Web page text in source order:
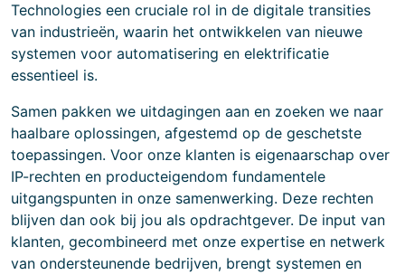
Technologies een cruciale rol in de digitale transities
van industrieën, waarin het ontwikkelen van nieuwe
systemen voor automatisering en elektrificatie
essentieel is.
Samen pakken we uitdagingen aan en zoeken we naar
haalbare oplossingen, afgestemd op de geschetste
toepassingen. Voor onze klanten is eigenaarschap over
IP-rechten en producteigendom fundamentele
uitgangspunten in onze samenwerking. Deze rechten
blijven dan ook bij jou als opdrachtgever. De input van
klanten, gecombineerd met onze expertise en netwerk
van ondersteunende bedrijven, brengt systemen en